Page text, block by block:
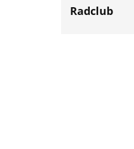
Radclub